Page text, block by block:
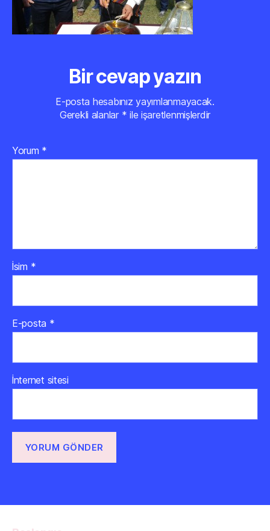
Bir cevap yazın
E-posta hesabınız yayımlanmayacak.
Gerekli alanlar * ile işaretlenmişlerdir
Yorum *
İsim *
E-posta *
İnternet sitesi